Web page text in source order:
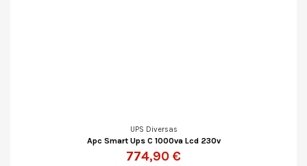
UPS Diversas
Apc Smart Ups C 1000va Lcd 230v
774,90 €